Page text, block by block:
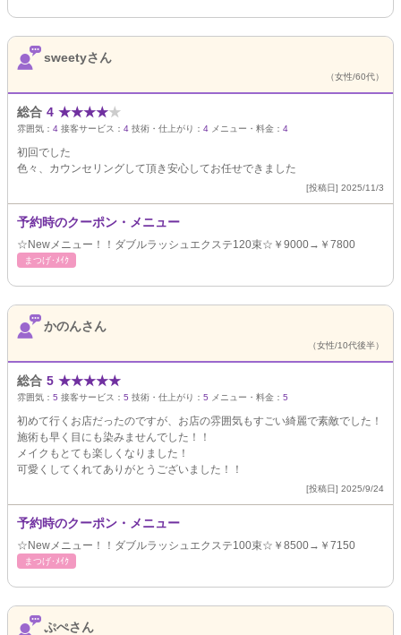
sweetyさん
（女性/60代）
総合 4 ★★★★★
雰囲気： 4 接客サービス： 4 技術・仕上がり： 4 メニュー・料金： 4
初回でした
色々、カウンセリングして頂き安心してお任せできました
[投稿日] 2025/11/3
予約時のクーポン・メニュー
☆Newメニュー！！ダブルラッシュエクステ120束☆￥9000→￥7800
まつげ･ﾒｲｸ
かのんさん
（女性/10代後半）
総合 5 ★★★★★
雰囲気： 5 接客サービス： 5 技術・仕上がり： 5 メニュー・料金： 5
初めて行くお店だったのですが、お店の雰囲気もすごい綺麗で素敵でした！
施術も早く目にも染みませんでした！！
メイクもとても楽しくなりました！
可愛くしてくれてありがとうございました！！
[投稿日] 2025/9/24
予約時のクーポン・メニュー
☆Newメニュー！！ダブルラッシュエクステ100束☆￥8500→￥7150
まつげ･ﾒｲｸ
ぷぺさん